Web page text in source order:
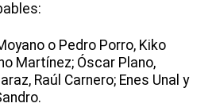
o Pedro Porro, Kiko
Martínez; Óscar Plano,
Raúl Carnero; Enes Unal y